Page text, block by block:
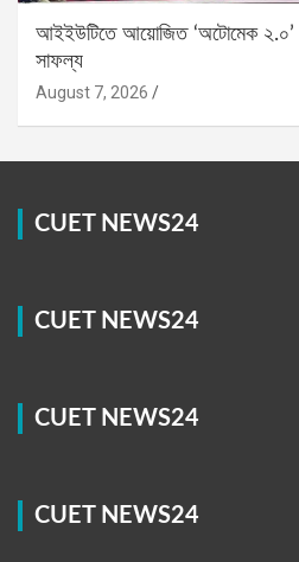
আইইউটিতে আয়োজিত ‘অটোমেক ২.০’
সাফল্য
August 7, 2026
CUET NEWS24
CUET NEWS24
CUET NEWS24
CUET NEWS24